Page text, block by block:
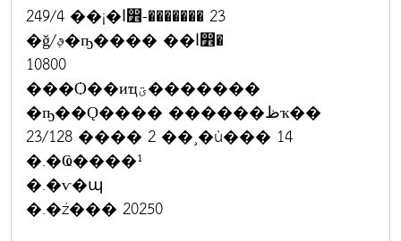
249/4 ��¡�ا෾-������� 23
�ǧ/ࢵ�ҧ���� ��ا෾�
10800
���Ѻ��иҵؾ�������
�ҧ��Ǫ���� ������ظҡ��
23/128 ���� 2 ��¸�ù��� 14
�.�Ҩ����¹
�.�ѵ�պ
�.�ź��� 20250